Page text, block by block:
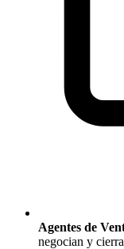
Agentes de
negocian y